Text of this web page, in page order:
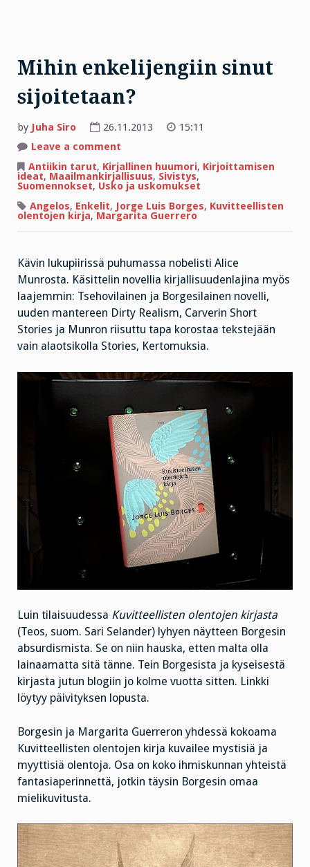
Mihin enkelijengiin sinut
sijoitetaan?
by Juha Siro 26.11.2013
15:11
Leave a comment
enkelijengiin
sinut
sijoitetaan?
Antiikin tarut, Kirjallinen huumori, Kirjoittamisen
ideat, Maailmankirjallisuus, Sivistys,
Suomennokset, Usko ja uskomukset
Angelos, Enkelit, Jorge Luis Borges, Kuvitteellisten
olentojen kirja, Margarita Guerrero
Kävin lukupiirissä puhumassa nobelisti Alice
Munrosta. Käsittelin novellia kirjallisuudenlajina myös
laajemmin: Tsehovilainen ja Borgesilainen novelli,
uuden mantereen Dirty Realism, Carverin Short
Stories ja Munron riisuttu tapa korostaa tekstejään
vain alaotsikolla Stories, Kertomuksia.
Luin tilaisuudessa Kuvitteellisten olentojen kirjasta
(Teos, suom. Sari Selander) lyhyen näytteen Borgesin
absurdismista. Se on niin hauska, etten malta olla
lainaamatta sitä tänne. Tein Borgesista ja kyseisestä
kirjasta jutun blogiin jo kolme vuotta sitten. Linkki
löytyy päivityksen lopusta.
Borgesin ja Margarita Guerreron yhdessä kokoama
Kuvitteellisten olentojen kirja kuvailee mystisiä ja
myyttisiä olentoja. Osa on koko ihmiskunnan yhteistä
fantasiaperinnettä, jotkin täysin Borgesin omaa
mielikuvitusta.